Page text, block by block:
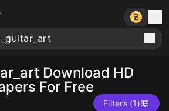
Download HD
For Free
Filters (1)